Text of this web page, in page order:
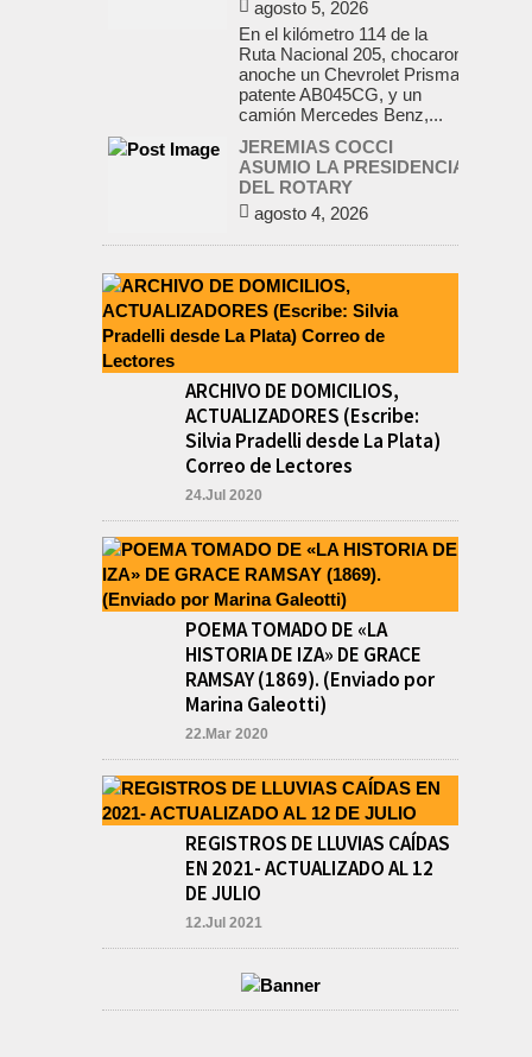
agosto 5, 2026
En el kilómetro 114 de la
Ruta Nacional 205, chocaron
anoche un Chevrolet Prisma,
patente AB045CG, y un
camión Mercedes Benz,...
JEREMIAS COCCI
ASUMIO LA PRESIDENCIA
DEL ROTARY
agosto 4, 2026
presidencia del Rotary Club
de Lobos Jeremías Cocci,
para el...
LA RENDICION 2024 DEL
CONSEJO ESCOLAR DE
LOBOS APROBADA POR
EL TRIBUNAL DE
CUENTAS BONAERENSE
agosto 3, 2026
El Tribunal de Cuentas de la
Provincia de Buenos Aires
aprobó formalmente la
rendición de cuentas
correspondiente al Ejercicio
2024,...
PRE-FEDERAL
MASCULINO DE
BASQUET EN CADETES:
ATHLETIC JUEGA EL
TRIANGULAR FINAL
agosto 6, 2026
Básquet, el equipo de
Cadetes de Athletic, logró un
resonante triunfo ante
Morón, y se...
ARCHIVO DE DOMICILIOS,
ACTUALIZADORES (Escribe:
Silvia Pradelli desde La Plata)
Correo de Lectores
24.Jul 2020
POEMA TOMADO DE «LA
HISTORIA DE IZA» DE GRACE
RAMSAY (1869). (Enviado por
Marina Galeotti)
22.Mar 2020
REGISTROS DE LLUVIAS CAÍDAS
EN 2021- ACTUALIZADO AL 12
DE JULIO
12.Jul 2021